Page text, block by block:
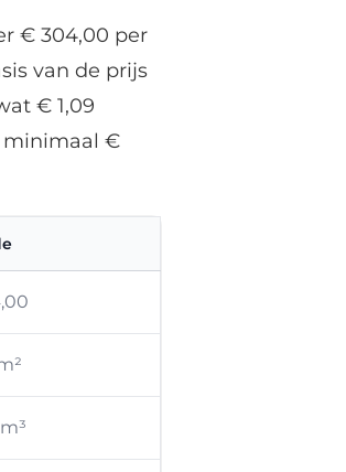
€ 304,00 per
van de prijs
€ 1,09
minimaal €